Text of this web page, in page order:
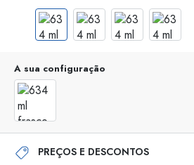
A sua configuração
PREÇOS E DESCONTOS